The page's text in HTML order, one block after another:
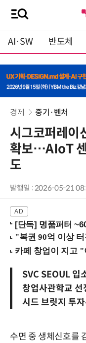
AI·SW 반도체
경제 중기·벤처
시그코퍼레이
확보…AIoT
도
발행일 : 2026-05-21
[단독] 명품퍼터
SVC SEOUL 입
창업사관학교 선
시드 브릿지 투
수면 중 생체신호를